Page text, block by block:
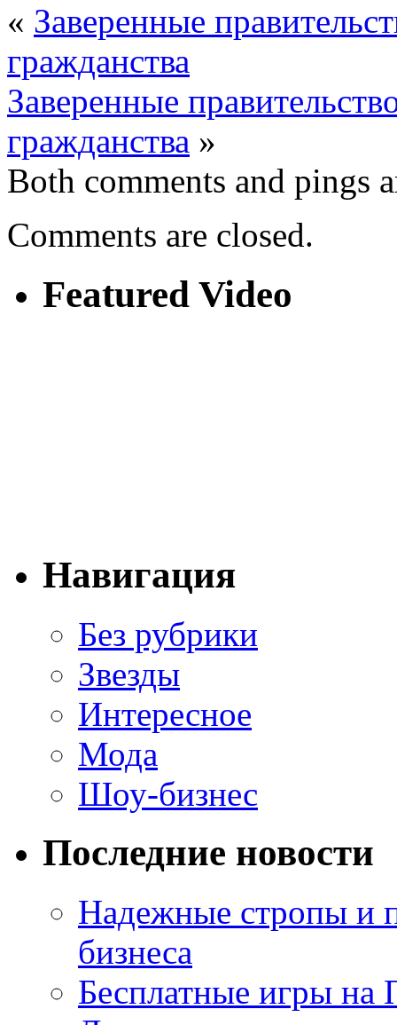
« Заверенные
гражданства
Заверенные
гражданства »
Both comments and pings
Comments are closed.
Featured Video
Навигация
Без рубрики
Звезды
Интересное
Мода
Шоу-бизнес
Последние новости
Надежные стропы и
бизнеса
Бесплатные игры на